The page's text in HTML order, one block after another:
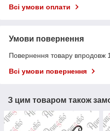
Всі умови оплати
Умови повернення
Повернення товару впродовж
Всі умови повернення
З цим товаром також